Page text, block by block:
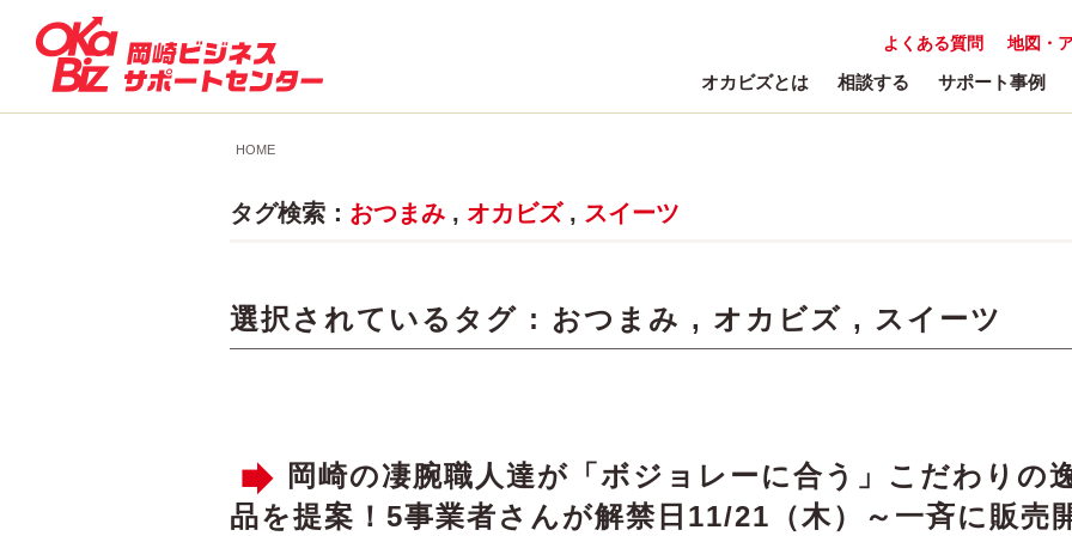
地図・
よくある質問
オカビズとは 相談する サポート事例
HOME
タグ検索： おつまみ , オカビズ, スイーツ
選択されているタグ : おつまみ , オカビズ , スイーツ
岡崎の凄腕職人達が「ボジョレーに合う」こだわりの
品を提案！5事業者さんが解禁日11/21（木）～一斉に販売